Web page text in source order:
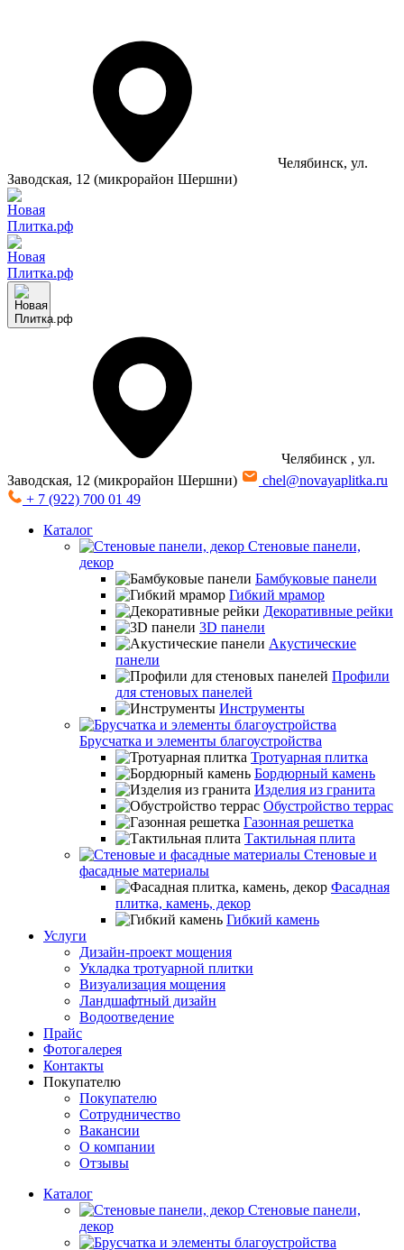
Челябинск, ул.
Заводская, 12 (микрорайон Шершни)
Челябинск , ул.
Заводская, 12 (микрорайон Шершни)
chel@novayaplitka.ru
+ 7 (922) 700 01 49
Каталог
Стеновые панели,
декор
Бамбуковые панели
Гибкий мрамор
Декоративные рейки
3D панели
Акустические
панели
Профили
для стеновых панелей
Инструменты
Брусчатка и элементы благоустройства
Тротуарная плитка
Бордюрный камень
Изделия из гранита
Обустройство террас
Газонная решетка
Тактильная плита
Стеновые и
фасадные материалы
Фасадная
плитка, камень, декор
Гибкий камень
Услуги
Дизайн-проект мощения
Укладка тротуарной плитки
Визуализация мощения
Ландшафтный дизайн
Водоотведение
Прайс
Фотогалерея
Контакты
Покупателю
Покупателю
Сотрудничество
Вакансии
О компании
Отзывы
Каталог
Стеновые панели,
декор